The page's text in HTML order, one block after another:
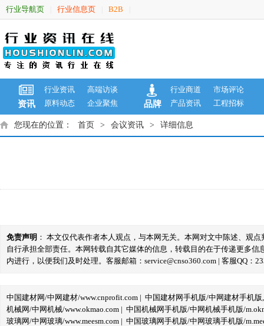
行业导航页 行业信息页 B2B
资讯
行业资讯
高端访谈
原料动态
企业聚焦 品牌
行业商道
市场评论
产品资讯
工程招标
您现在的位置： 首页 > 会议资讯 > 详细信息
免责声明 ： 本文仅代表作者本人观点，与本网无关。本网对文中陈述、观
自行承担全部责任。本网转载自其它媒体的信息，转载目的在于传递更多
内进行，以便我们及时处理。客服邮箱：service@cnso360.com | 客服QQ：
中国建材网/中网建材/www.cnprofit.com | 中国建材网手机版/中网建材手机版
机械网/中网机械/www.okmao.com | 中国机械网手机版/中网机械手机版/
玻璃网/中网玻璃/www.meesm.com | 中国玻璃网手机版/中网玻璃手机版/